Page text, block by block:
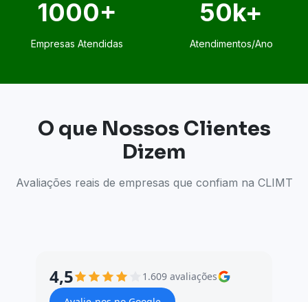
1000+
Empresas Atendidas
50k+
Atendimentos/Ano
O que Nossos Clientes
Dizem
Avaliações reais de empresas que confiam na CLIMT
4,5
1.609 avaliações